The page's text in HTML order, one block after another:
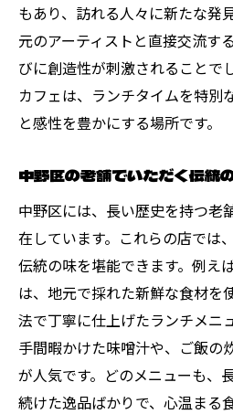
もあり、訪れる人々に新たな発
元のアーティストと直接交流す
びに創造性が刺激されることで
カフェは、ランチタイムを特別
と感性を豊かにする場所です。
中野区の老舗でいただく伝統
中野区には、長い歴史を持つ老
在しています。これらの店では
伝統の味を堪能できます。例え
は、地元で採れた新鮮な食材を
法で丁寧に仕上げたランチメニ
手間暇かけた味噌汁や、ご飯の
が人気です。どのメニューも、
続けた逸品ばかりで、心温まる